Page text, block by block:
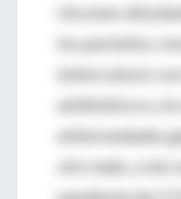
rincones del
los parásitos,
tuberculosis
antibióticos y la
enfermedades
otro lado, y tal